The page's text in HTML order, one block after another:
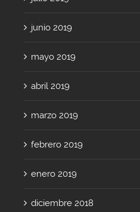
junio 2019
mayo 2019
abril 2019
marzo 2019
febrero 2019
enero 2019
diciembre 2018